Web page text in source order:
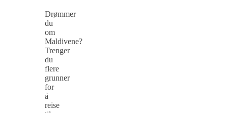
Drømmer
du
om
Maldivene?
Trenger
du
flere
grunner
for
å
reise